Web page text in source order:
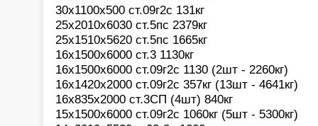
30х1100х500 ст.09г2с 131кг
25х2010х6030 ст.5пс 2379кг
25х1510х5620 ст.5пс 1665кг
16х1500х6000 ст.3 1130кг
16х1500х6000 ст.09г2с 1130 (2шт - 2260кг)
16х1420х2000 ст.09г2с 357кг (13шт - 4641кг)
16х835х2000 ст.3СП (4шт) 840кг
15х1500х6000 ст.09г2с 1060кг (5шт - 5300кг)